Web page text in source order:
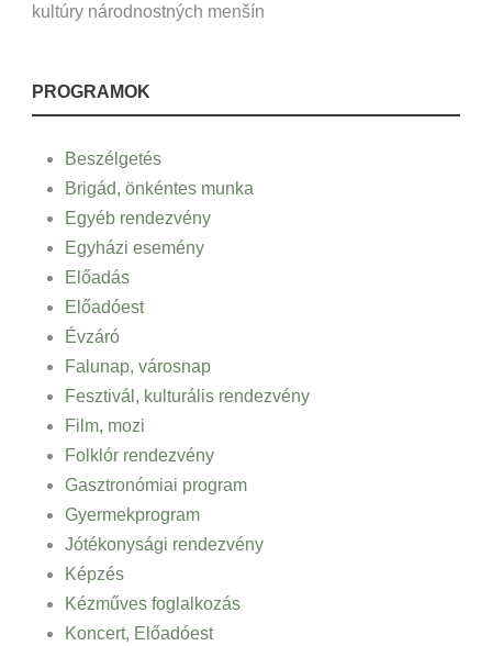
kultúry národnostných menšín
PROGRAMOK
Beszélgetés
Brigád, önkéntes munka
Egyéb rendezvény
Egyházi esemény
Előadás
Előadóest
Évzáró
Falunap, városnap
Fesztivál, kulturális rendezvény
Film, mozi
Folklór rendezvény
Gasztronómiai program
Gyermekprogram
Jótékonysági rendezvény
Képzés
Kézműves foglalkozás
Koncert, Előadóest